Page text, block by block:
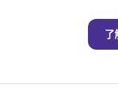
了